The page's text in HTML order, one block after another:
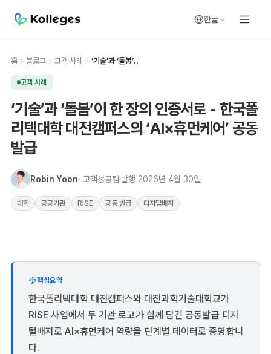
한글
홈 블로그 고객 사례 ‘기술’과 ‘돌봄’..
고객 사례
‘기술’과 ‘돌봄’이 한 장의 인증서로 - 한국폴
리텍대학 대전캠퍼스의 ‘AI×휴먼케어’ 공동
발급
Robin Yoon· 고객성공팀 발행 2026년 4월 30일
대학 공공기관 RISE 공동 발급 디지털배지
핵심요약
한국폴리텍대학 대전캠퍼스와 대전과학기술대학교가
RISE 사업에서 두 기관 로고가 함께 담긴 공동발급 디지
털배지로 AI×휴먼케어 역량을 단계별 데이터로 증명합니
다.